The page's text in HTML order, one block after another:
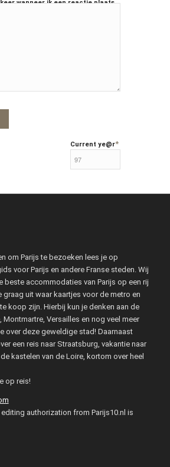
wanneer ik een reactie plaats.
Current ye@r*
om Parijs te bezoeken lees je op
voor Parijs en andere Franse steden. Wij
beste accommodaties van Parijs op een rij
graag uit waar kaartjes voor de metro en
koop zijn. Hierbij kun je denken aan de
Montmartre, Versailles en nog veel meer
over deze geweldige stad! Daarnaast
een reis naar Straatsburg, vakantie naar
kastelen van de Loire, kortom over heel
op reis!
authorization from Parijs10.nl is